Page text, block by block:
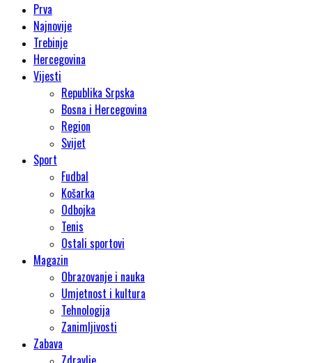
Prva
Najnovije
Trebinje
Hercegovina
Vijesti
Republika Srpska
Bosna i Hercegovina
Region
Svijet
Sport
Fudbal
Košarka
Odbojka
Tenis
Ostali sportovi
Magazin
Obrazovanje i nauka
Umjetnost i kultura
Tehnologija
Zanimljivosti
Zabava